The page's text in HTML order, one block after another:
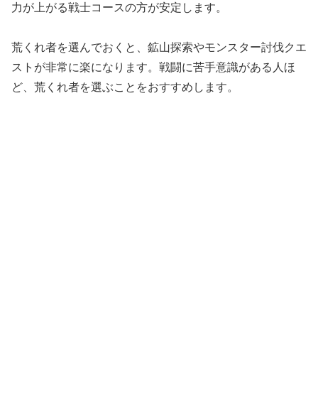
力が上がる戦士コースの方が安定します。
荒くれ者を選んでおくと、鉱山探索やモンスター討伐クエ
ストが非常に楽になります。戦闘に苦手意識がある人ほ
ど、荒くれ者を選ぶことをおすすめします。